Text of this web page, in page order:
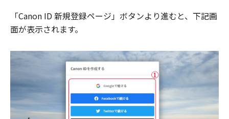
「Canon ID 新規登録ページ」ボタンより進むと、下記画
面が表示されます。